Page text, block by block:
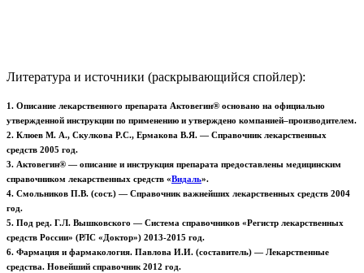
Литература и источники (раскрывающийся спойлер):
1. Описание лекарственного препарата Актовегин® основано на официально
утвержденной инструкции по применению и утверждено компанией–производителем.
2. Клюев М. А., Скулкова Р.С., Ермакова В.Я. — Справочник лекарственных
средств 2005 год.
3. Актовегин® — описание и инструкция препарата предоставлены медицинским
справочником лекарственных средств «Видаль».
4. Смольников П.В. (сост.) — Справочник важнейших лекарственных средств 2004
год.
5. Под ред. Г.Л. Вышковского — Система справочников «Регистр лекарственных
средств России» (РЛС «Доктор») 2013-2015 год.
6. Фармация и фармакология. Павлова И.И. (составитель) — Лекарственные
средства. Новейший справочник 2012 год.